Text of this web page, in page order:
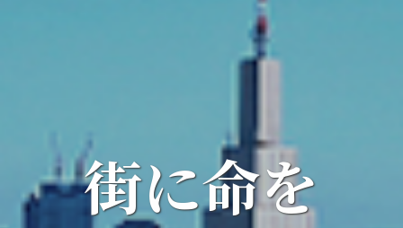
街に命を